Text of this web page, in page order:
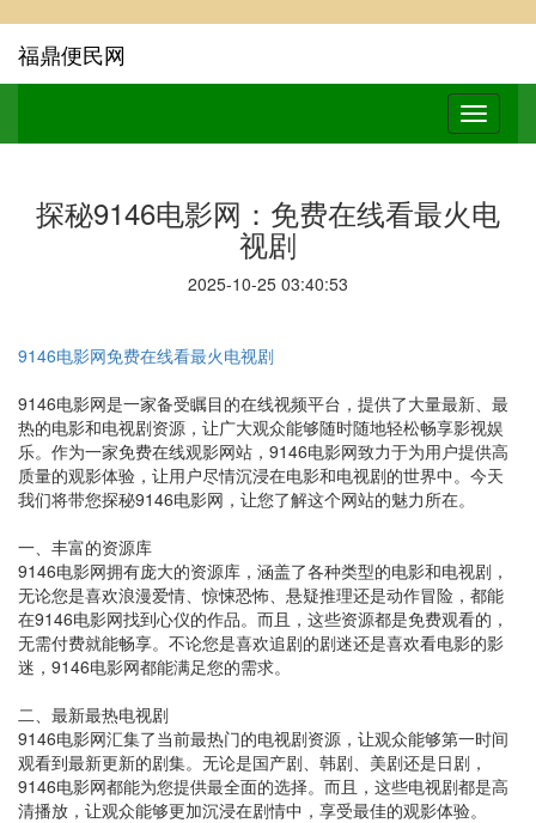
福鼎便民网
探秘9146电影网：免费在线看最火电
视剧
2025-10-25 03:40:53
9146电影网免费在线看最火电视剧
9146电影网是一家备受瞩目的在线视频平台，提供了大量最新、最
热的电影和电视剧资源，让广大观众能够随时随地轻松畅享影视娱
乐。作为一家免费在线观影网站，9146电影网致力于为用户提供高
质量的观影体验，让用户尽情沉浸在电影和电视剧的世界中。今天
我们将带您探秘9146电影网，让您了解这个网站的魅力所在。
一、丰富的资源库
9146电影网拥有庞大的资源库，涵盖了各种类型的电影和电视剧，
无论您是喜欢浪漫爱情、惊悚恐怖、悬疑推理还是动作冒险，都能
在9146电影网找到心仪的作品。而且，这些资源都是免费观看的，
无需付费就能畅享。不论您是喜欢追剧的剧迷还是喜欢看电影的影
迷，9146电影网都能满足您的需求。
二、最新最热电视剧
9146电影网汇集了当前最热门的电视剧资源，让观众能够第一时间
观看到最新更新的剧集。无论是国产剧、韩剧、美剧还是日剧，
9146电影网都能为您提供最全面的选择。而且，这些电视剧都是高
清播放，让观众能够更加沉浸在剧情中，享受最佳的观影体验。